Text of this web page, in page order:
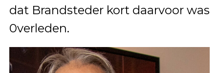
dat Brandsteder kort daarvoor was
0verleden.